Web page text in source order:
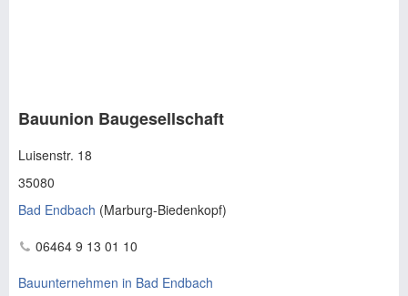
Bauunion Baugesellschaft
Luisenstr. 18
35080
Bad Endbach (Marburg-Biedenkopf)
06464 9 13 01 10
Bauunternehmen in Bad Endbach